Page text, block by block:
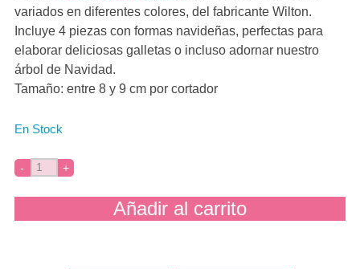
variados en diferentes colores, del fabricante Wilton.
Incluye 4 piezas con formas navideñas, perfectas para
elaborar deliciosas galletas o incluso adornar nuestro
árbol de Navidad.
Tamaño: entre 8 y 9 cm por cortador
En Stock
Añadir al carrito